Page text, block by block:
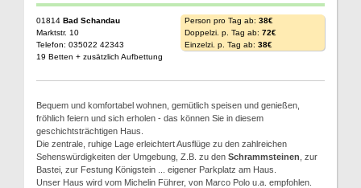
01814 Bad Schandau
Marktstr. 10
Telefon: 035022 42343
19 Betten + zusätzlich Aufbettung
Person pro Tag ab: 38€
Doppelzi. p. Tag ab: 72€
Einzelzi. p. Tag ab: 38€
Bequem und komfortabel wohnen, gemütlich speisen und genießen,
fröhlich feiern und sich erholen - das können Sie in diesem
geschichtsträchtigen Haus.
Die zentrale, ruhige Lage erleichtert Ausflüge zu den zahlreichen
Sehenswürdigkeiten der Umgebung, Z.B. zu den Schrammsteinen , zur
Bastei, zur Festung Königstein ... eigener Parkplatz am Haus.
Unser Haus wird vom Michelin Führer, von Marco Polo u.a. empfohlen.